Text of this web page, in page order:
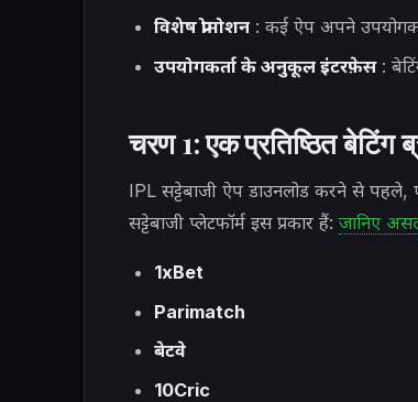
विशेष प्रोमोशन: कई ऐप अपने
उपयोगकर्ता के अनुकूल इंटरफ़ेस:
चरण 1: एक प्रतिष्ठित बेटिंग
IPL सट्टेबाजी ऐप डाउनलोड करने से पहले,
सट्टेबाजी प्लेटफॉर्म इस प्रकार हैं: जानिए
1xBet
Parimatch
बेटवे
10Cric